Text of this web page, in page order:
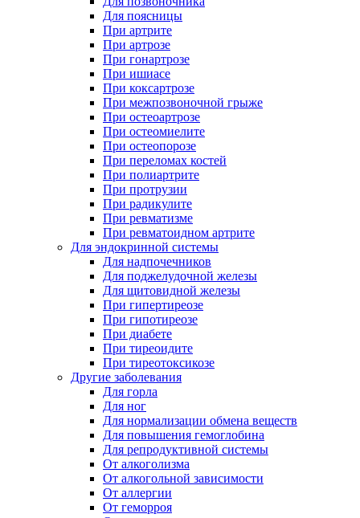
Для поясницы
При артрите
При артрозе
При гонартрозе
При ишиасе
При коксартрозе
При межпозвоночной грыже
При остеоартрозе
При остеомиелите
При остеопорозе
При переломах костей
При полиартрите
При протрузии
При радикулите
При ревматизме
При ревматоидном артрите
Для эндокринной системы
Для надпочечников
Для поджелудочной железы
Для щитовидной железы
При гипертиреозе
При гипотиреозе
При диабете
При тиреоидите
При тиреотоксикозе
Другие заболевания
Для горла
Для ног
Для нормализации обмена веществ
Для повышения гемоглобина
Для репродуктивной системы
От алкоголизма
От алкогольной зависимости
От аллергии
От геморроя